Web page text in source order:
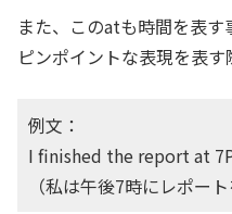
また、このatも時間を表す
ピンポイントな表現を表す
例文：
I finished the report at
（私は午後7時にレポート